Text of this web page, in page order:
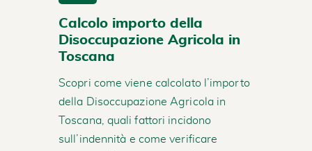
Calcolo importo della
Disoccupazione Agricola in
Toscana
Scopri come viene calcolato l’importo
della Disoccupazione Agricola in
Toscana, quali fattori incidono
sull’indennità e come verificare